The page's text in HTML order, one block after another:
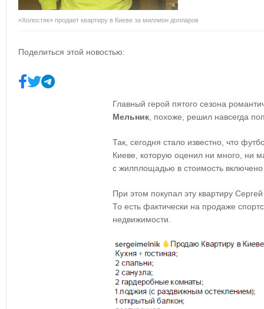
«Холостяк» продает квартиру в Киеве за миллион долларов
Поделиться этой новостью:
Главный герой пятого сезона
Мельник , похоже, решил навсегда
Так, сегодня стало известно, что
Киеве, которую оценил ни много, ни
с жилплощадью в стоимость
При этом покупал эту квартиру
То есть фактически на продаже
недвижимости.